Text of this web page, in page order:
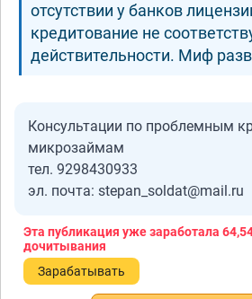
отсутствии у банков
кредитование не
действительности. Миф
Консультации по проблемным
микрозаймам
тел. 9298430933
эл. почта: stepan_soldat@mail.ru
Эта публикация уже заработала
дочитывания
Зарабатывать